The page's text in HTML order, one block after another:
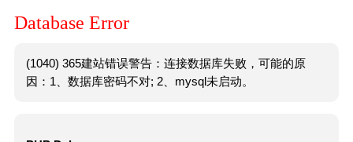
Database Error
(1040) 365建站错误警告：连接数据库失败，可能的原
因：1、数据库密码不对; 2、mysql未启动。